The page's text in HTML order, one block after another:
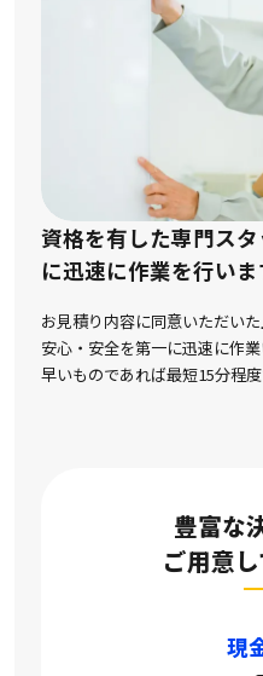
資格を有した専門ス
に迅速に作業を行いま
お見積り内容に同意いただいた
安心・安全を第一に迅速に作業
早いものであれば最短15分程度
豊富な
ご用意
現